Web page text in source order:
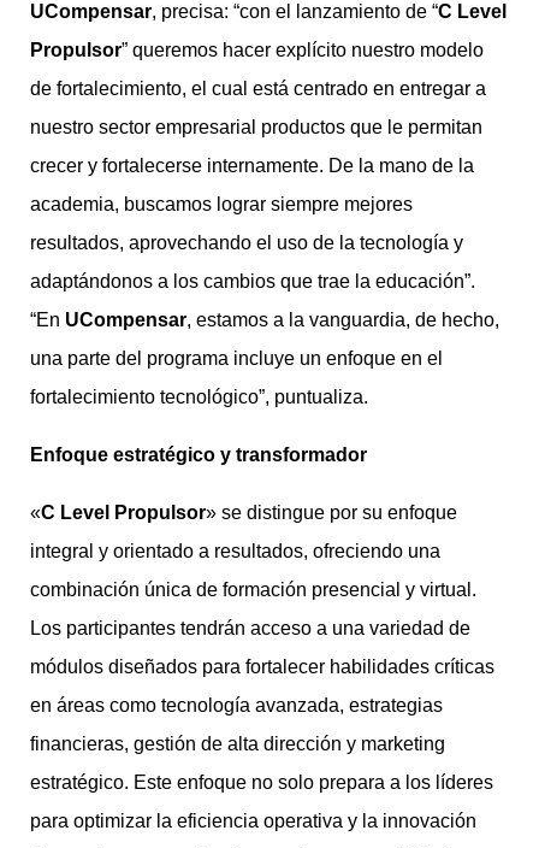
UCompensar, precisa: “con el lanzamiento de “C Level
Propulsor” queremos hacer explícito nuestro modelo
de fortalecimiento, el cual está centrado en entregar a
nuestro sector empresarial productos que le permitan
crecer y fortalecerse internamente. De la mano de la
academia, buscamos lograr siempre mejores
resultados, aprovechando el uso de la tecnología y
adaptándonos a los cambios que trae la educación”.
“En UCompensar, estamos a la vanguardia, de hecho,
una parte del programa incluye un enfoque en el
fortalecimiento tecnológico”, puntualiza.
Enfoque estratégico y transformador
«C Level Propulsor» se distingue por su enfoque
integral y orientado a resultados, ofreciendo una
combinación única de formación presencial y virtual.
Los participantes tendrán acceso a una variedad de
módulos diseñados para fortalecer habilidades críticas
en áreas como tecnología avanzada, estrategias
financieras, gestión de alta dirección y marketing
estratégico. Este enfoque no solo prepara a los líderes
para optimizar la eficiencia operativa y la innovación